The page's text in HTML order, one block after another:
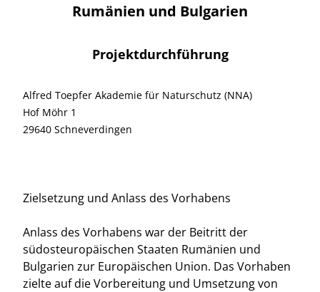
Rumänien und Bulgarien
Projektdurchführung
Alfred Toepfer Akademie für Naturschutz (NNA)
Hof Möhr 1
29640 Schneverdingen
Zielsetzung und Anlass des Vorhabens
Anlass des Vorhabens war der Beitritt der
südosteuropäischen Staaten Rumänien und
Bulgarien zur Europäischen Union. Das Vorhaben
zielte auf die Vorbereitung und Umsetzung von